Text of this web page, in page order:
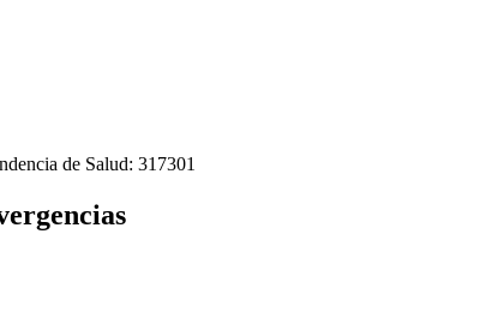
de Salud: 317301